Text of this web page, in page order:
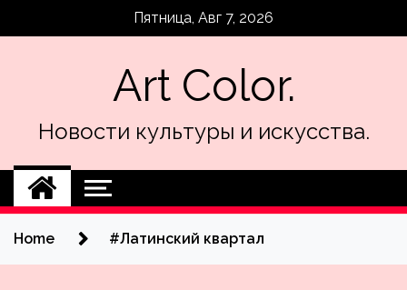
Пятница, Авг 7, 2026
Art Color.
Новости культуры и искусства.
Home #Латинский квартал